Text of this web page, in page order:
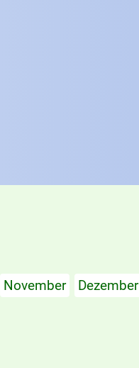
November Dezember